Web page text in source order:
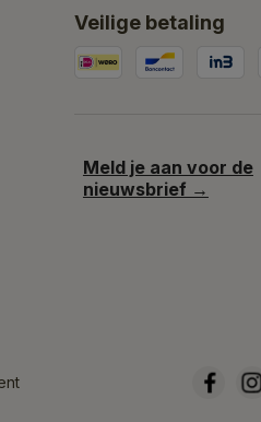
Veilige betaling
Meld je aan voor de
nieuwsbrief →